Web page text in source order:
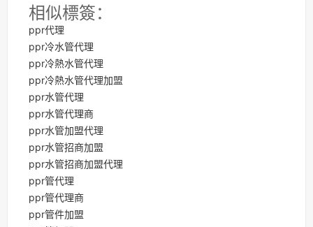
相似標簽：
ppr代理
ppr冷水管代理
ppr冷熱水管代理
ppr冷熱水管代理加盟
ppr水管代理
ppr水管代理商
ppr水管加盟代理
ppr水管招商加盟
ppr水管招商加盟代理
ppr管代理
ppr管代理商
ppr管件加盟